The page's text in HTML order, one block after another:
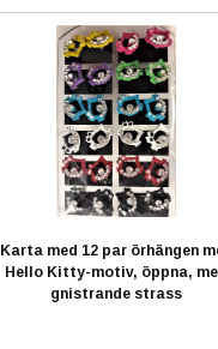
Karta med 12 par örhängen
Hello Kitty-motiv, öppna,
gnistrande strass